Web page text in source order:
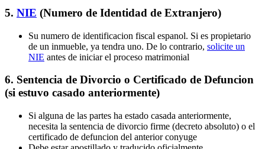
5. NIE (Numero de Identidad de Extranjero)
Su numero de identificacion fiscal espanol. Si es propietario
de un inmueble, ya tendra uno. De lo contrario, solicite un
NIE antes de iniciar el proceso matrimonial
6. Sentencia de Divorcio o Certificado de Defuncion
(si estuvo casado anteriormente)
Si alguna de las partes ha estado casada anteriormente,
necesita la sentencia de divorcio firme (decreto absoluto) o el
certificado de defuncion del anterior conyuge